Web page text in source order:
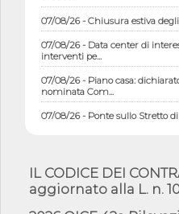
07/08/26 - Chiusura estiva
07/08/26 - Data center di
interventi pe...
07/08/26 - Piano casa:
nominata Com...
07/08/26 - Ponte sullo Stretto
06/08/26 - Istat, produzione
su a...
IL CODICE DEI
aggiornato alla L. n.